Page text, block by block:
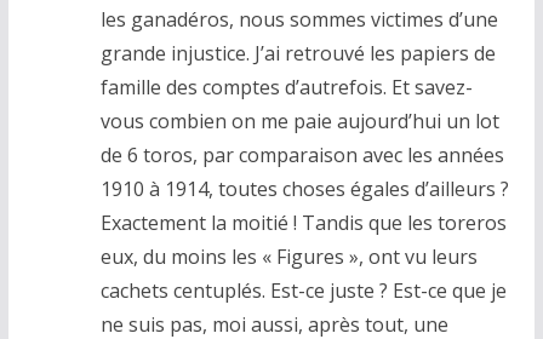
les ganadéros, nous sommes victimes d’une
grande injustice. J’ai retrouvé les papiers de
famille des comptes d’autrefois. Et savez-
vous combien on me paie aujourd’hui un lot
de 6 toros, par comparaison avec les années
1910 à 1914, toutes choses égales d’ailleurs ?
Exactement la moitié ! Tandis que les toreros
eux, du moins les « Figures », ont vu leurs
cachets centuplés. Est-ce juste ? Est-ce que je
ne suis pas, moi aussi, après tout, une